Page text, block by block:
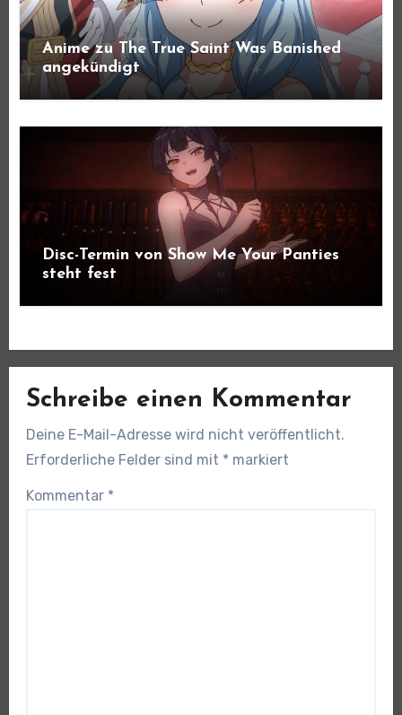
Anime zu The True Saint Was Banished
angekündigt
Disc-Termin von Show Me Your Panties
steht fest
Schreibe einen Kommentar
Deine E-Mail-Adresse wird nicht veröffentlicht.
Erforderliche Felder sind mit * markiert
Kommentar *